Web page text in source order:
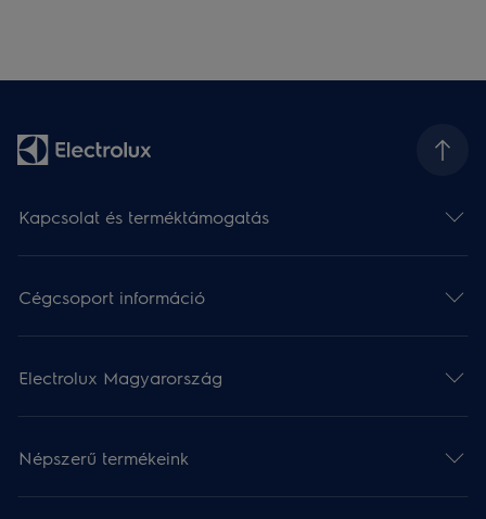
Kapcsolat és terméktámogatás
Cégcsoport információ
Electrolux Magyarország
Népszerű termékeink